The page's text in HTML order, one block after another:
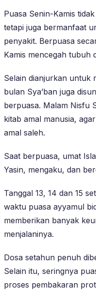
Puasa Senin-Kamis
tetapi juga bermanfaat
penyakit. Berpuasa
Kamis mencegah tubuh
Selain dianjurkan untuk
bulan Sya’ban juga
berpuasa. Malam Nisfu
kitab amal manusia,
amal saleh.
Saat berpuasa, umat
Yasin, mengaku, dan
Tanggal 13, 14 dan 15
waktu puasa ayyamul
memberikan banyak
menjalaninya.
Dosa setahun penuh
Selain itu, seringnya
proses pembakaran